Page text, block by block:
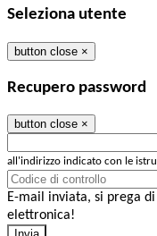
Seleziona utente
button close ×
Recupero password
button close ×
all'indirizzo indicato con le
E-mail inviata, si prega
elettronica!